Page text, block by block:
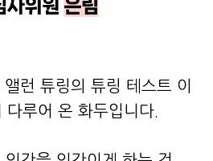
런 튜링의 튜링 테스트 이
다루어 온 화두입니다.